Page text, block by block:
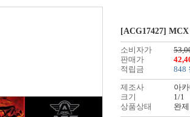
[ACG17427]
소비자가
판매가
적립금
848
제조사
아
크기
1/1
상품상태
완